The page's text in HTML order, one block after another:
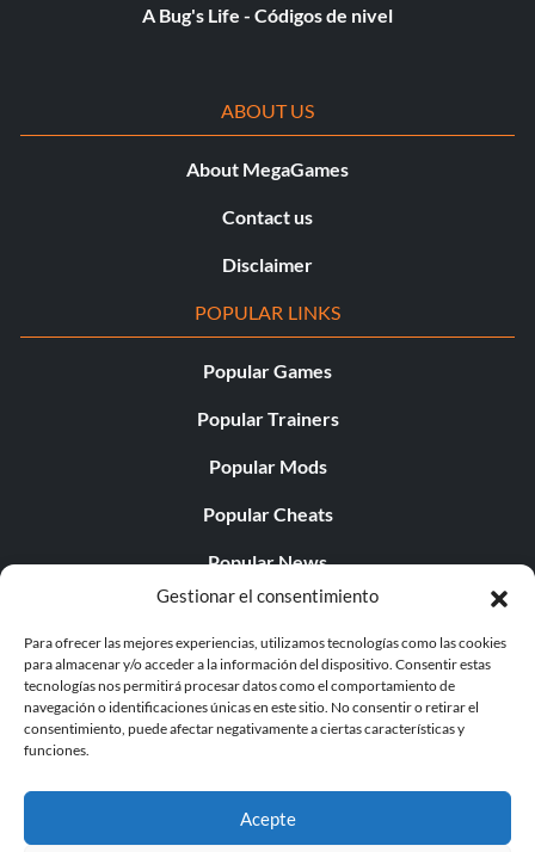
Gestionar el consentimiento
Para ofrecer las mejores experiencias, utilizamos tecnologías como las cookies
para almacenar y/o acceder a la información del dispositivo. Consentir estas
tecnologías nos permitirá procesar datos como el comportamiento de
navegación o identificaciones únicas en este sitio. No consentir o retirar el
consentimiento, puede afectar negativamente a ciertas características y
funciones.
Acepte
A Bug's Life - Códigos de nivel
ABOUT US
About MegaGames
Contact us
Disclaimer
POPULAR LINKS
Popular Games
Popular Trainers
Popular Mods
Popular Cheats
Popular News
Popular Editorials
Popular Free Games
LATEST UPDATES